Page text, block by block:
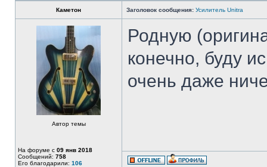
Каметон Заголовок сообщения: Усилитель Unitra
Автор темы
На форуме с 09 янв 2018
Сообщений: 758
Его благодарили: 106
Родную
конечно, буду
очень даже